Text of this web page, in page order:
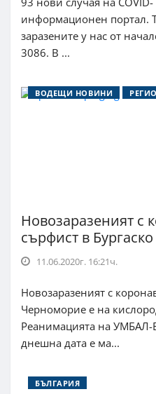
информационен портал.
заразените у нас от
3086. В ...
ВОДЕЩИ НОВИНИ
Новозаразеният с
сърфист в
11.06.2020г. 16:21ч.
Новозаразеният с
Черноморие е на
Реанимацията на УМБАЛ-
днешна дата е ма...
БЪЛГАРИЯ